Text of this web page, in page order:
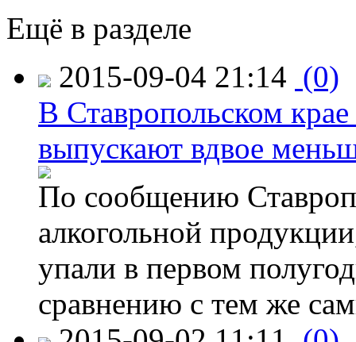
Ещё в разделе
2015-09-04 21:14 (0)
В Ставропольском
выпускают вдвое
По сообщению
алкогольной
упали в первом
сравнению с тем же